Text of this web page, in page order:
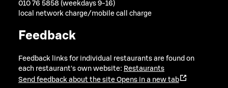
010 76 5858 (weekdays 9-16)
local network charge/mobile call charge
Feedback
Feedback links for individual restaurants are found on
each restaurant's own website: Restaurants
Send feedback about the site Opens in a new tab